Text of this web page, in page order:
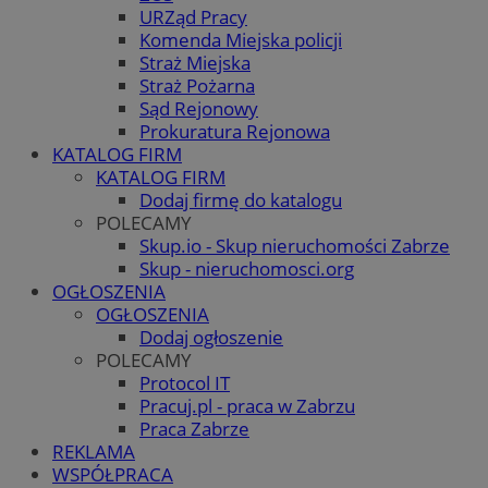
URZąd Pracy
Komenda Miejska policji
Straż Miejska
Straż Pożarna
Sąd Rejonowy
Prokuratura Rejonowa
KATALOG FIRM
KATALOG FIRM
Dodaj firmę do katalogu
POLECAMY
Skup.io - Skup nieruchomości Zabrze
Skup - nieruchomosci.org
OGŁOSZENIA
OGŁOSZENIA
Dodaj ogłoszenie
POLECAMY
Protocol IT
Pracuj.pl - praca w Zabrzu
Praca Zabrze
REKLAMA
WSPÓŁPRACA